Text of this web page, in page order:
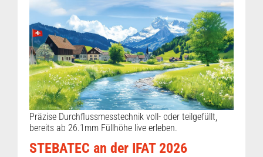
Präzise Durchflussmesstechnik voll- oder teilgefüllt,
bereits ab 26.1mm Füllhöhe live erleben.
STEBATEC an der IFAT 2026